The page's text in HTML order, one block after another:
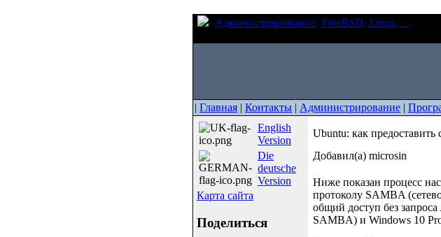
Администрирование FreeBSD, Linux, ...
| Главная | Контакты | Администрирование |
English
Version
Die
deutsche
Version
Карта сайта
Поделиться
Ubuntu: как предоставить
Добавил(а) microsin
Ниже показан процесс
протоколу SAMBA
общий доступ без
SAMBA) и Windows 10